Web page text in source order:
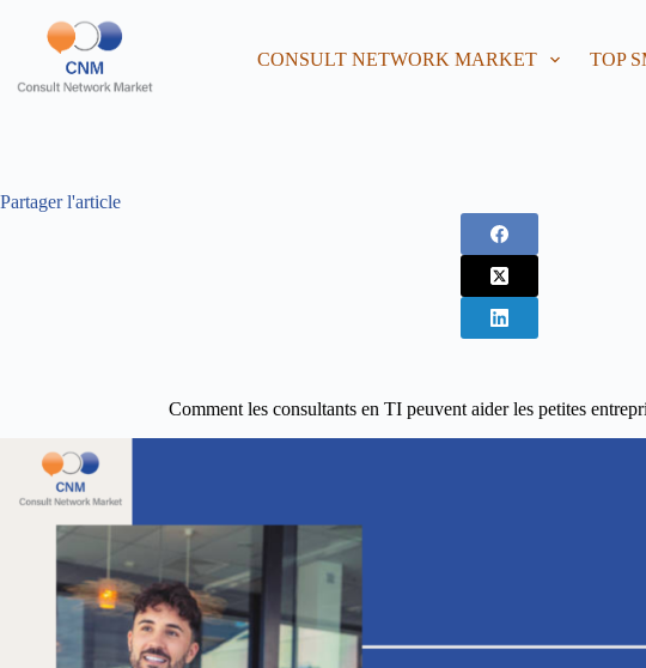
CONSULT NETWORK MARKET TOP
Partager l'article
Comment les consultants en TI peuvent aider les petites